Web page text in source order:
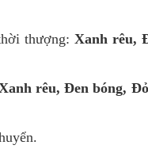
thượng:Xanh rêu,
rêu, Đen bóng,